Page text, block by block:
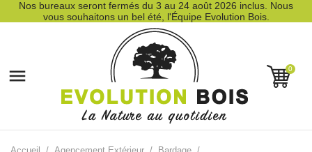
Nos bureaux seront fermés du 3 au 24 août 2026 inclus. Nous
vous souhaitons un bel été, l'Équipe Evolution Bois.
 0